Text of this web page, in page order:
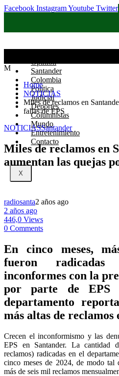
Facebook InstagramYoutube Twitter
Opinión
Santander
Colombia
Política
Judicial
Deportes
Columnistas
Mundo
Entretenimiento
Contacto
X
M
Home
NOTICIAS
Miles de reclamos en
fallas de EPS
NOTICIASSantander
Miles de reclamos en
aumentan las quejas
radiosanta2 años ago
2 años ago
446,0 Views
0 Comments
En cinco meses,
fueron radicadas
inconformes con la
por parte de EPS
departamento
más altas de reclamos
Crecen el inconformismo y las
EPS en Santander. La cantidad
reclamos) radicadas en el
cinco meses de 2024, de modo tal
más de seis mil reclamos